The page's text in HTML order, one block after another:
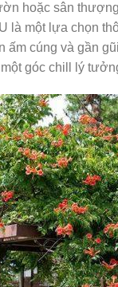
hoặc sân
là một lựa chọn
ấm cúng và gần
góc chill lý